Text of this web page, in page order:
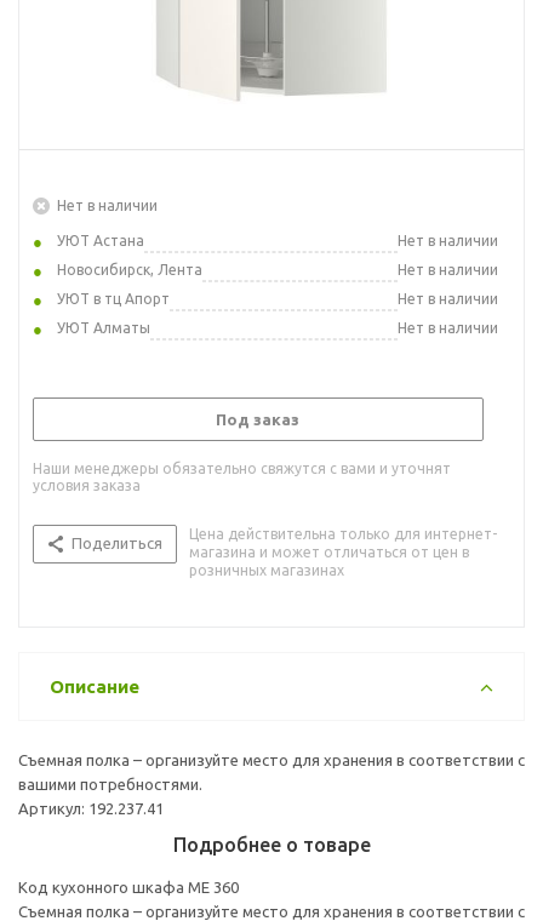
Нет в наличии
УЮТ Астана
Нет в наличии
Новосибирск, Лента
Нет в наличии
УЮТ в тц Апорт
Нет в наличии
УЮТ Алматы
Нет в наличии
Под заказ
Наши менеджеры обязательно свяжутся с вами и уточнят
условия заказа
Поделиться
Цена действительна только для интернет-
магазина и может отличаться от цен в
розничных магазинах
Описание
Съемная полка – организуйте место для хранения в соответствии с
вашими потребностями.
Артикул: 192.237.41
Подробнее о товаре
Код кухонного шкафа ME 360
Съемная полка – организуйте место для хранения в соответствии с